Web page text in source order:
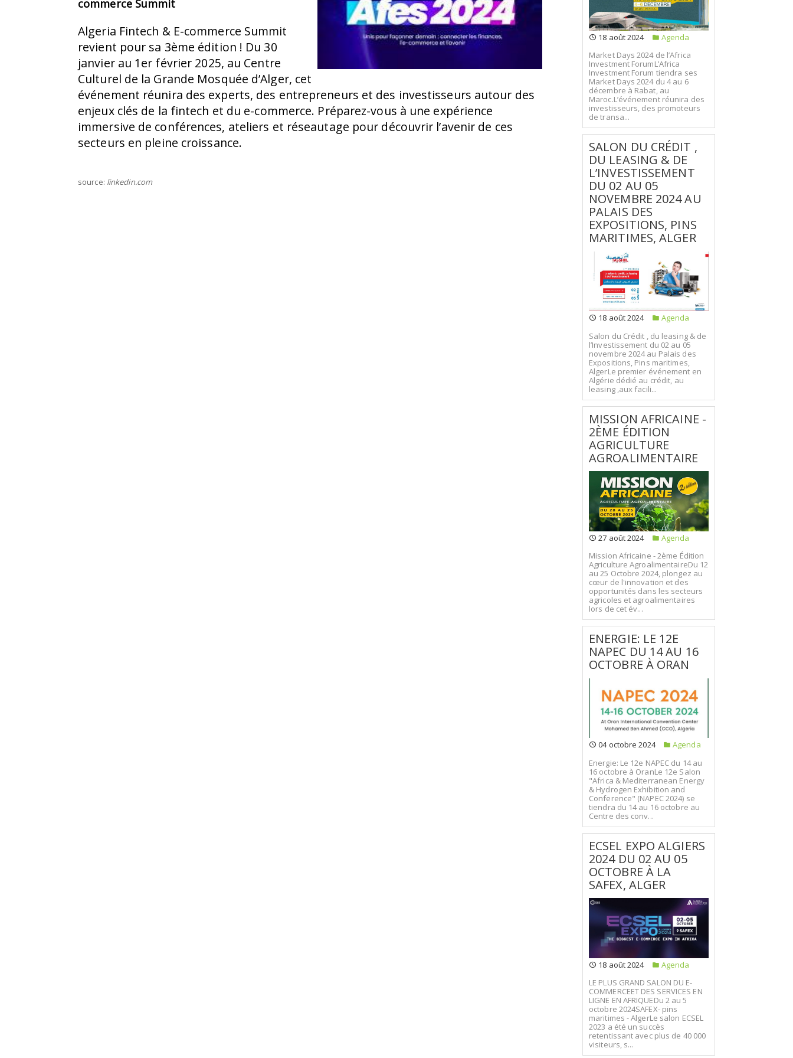
commerce Summit
Algeria Fintech & E-commerce Summit
revient pour sa 3ème édition ! Du 30
janvier au 1er février 2025, au Centre
Culturel de la Grande Mosquée d’Alger, cet
événement réunira des experts, des entrepreneurs et des investisseurs autour des
enjeux clés de la fintech et du e-commerce. Préparez-vous à une expérience
immersive de conférences, ateliers et réseautage pour découvrir l’avenir de ces
secteurs en pleine croissance.
source: linkedin.com
18 août 2024
Agenda
Market Days 2024 de l’Africa
Investment ForumL’Africa
Investment Forum tiendra ses
Market Days 2024 du 4 au 6
décembre à Rabat, au
Maroc.L’événement réunira des
investisseurs, des promoteurs
de transa...
SALON DU CRÉDIT ,
DU LEASING & DE
L’INVESTISSEMENT
DU 02 AU 05
NOVEMBRE 2024 AU
PALAIS DES
EXPOSITIONS, PINS
MARITIMES, ALGER
18 août 2024
Agenda
Salon du Crédit , du leasing & de
l’Investissement du 02 au 05
novembre 2024 au Palais des
Expositions, Pins maritimes,
AlgerLe premier événement en
Algérie dédié au crédit, au
leasing ,aux facili...
MISSION AFRICAINE -
2ÈME ÉDITION
AGRICULTURE
AGROALIMENTAIRE
27 août 2024
Agenda
Mission Africaine - 2ème Édition
Agriculture AgroalimentaireDu 12
au 25 Octobre 2024, plongez au
cœur de l'innovation et des
opportunités dans les secteurs
agricoles et agroalimentaires
lors de cet év...
ENERGIE: LE 12E
NAPEC DU 14 AU 16
OCTOBRE À ORAN
04 octobre 2024
Agenda
Energie: Le 12e NAPEC du 14 au
16 octobre à OranLe 12e Salon
"Africa & Mediterranean Energy
& Hydrogen Exhibition and
Conference" (NAPEC 2024) se
tiendra du 14 au 16 octobre au
Centre des conv...
ECSEL EXPO ALGIERS
2024 DU 02 AU 05
OCTOBRE À LA
SAFEX, ALGER
18 août 2024
Agenda
LE PLUS GRAND SALON DU E-
COMMERCEET DES SERVICES EN
LIGNE EN AFRIQUEDu 2 au 5
octobre 2024SAFEX- pins
maritimes - AlgerLe salon ECSEL
2023 a été un succès
retentissant avec plus de 40 000
visiteurs, s...